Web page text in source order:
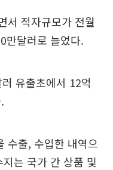
서 적자규모가 전월
만달러로 늘었다.
유출초에서 12억
수출, 수입한 내역으
는 국가 간 상품 및